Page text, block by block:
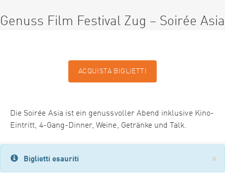
Genuss Film Festival Zug – Soirée Asia
ACQUISTA BIGLIETTI
Die Soirée Asia ist ein genussvoller Abend inklusive Kino-
Eintritt, 4-Gang-Dinner, Weine, Getränke und Talk.
×
Biglietti esauriti